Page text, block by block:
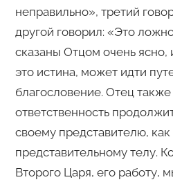
неправильно», третий
другой говорил: «Это
сказаны Отцом очень ясно,
это истина, может идти
благословение. Отец
ответственность
своему представителю,
представительному телу.
Второго Царя, его работу,